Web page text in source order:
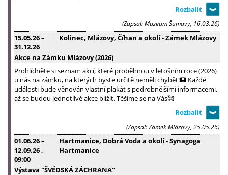
(Zapsal: Muzeum Šumavy, 16.03.26)
15.05.26–
31.12.26
Kolinec, Mlázovy, Číhan a okolí - Zámek Mlázovy
Akce na Zámku Mlázovy (2026)
Prohlídněte si seznam akcí, které proběhnou v letošním roce (2026)
u nás na zámku, na kterých byste určitě neměli chybět!🏰 Každé
události bude věnován vlastní plakát s podrobnějšími informacemi,
až se budou jednotlivé akce blížit. Těšíme se na Vás🥰
(Zapsal: Zámek Mlázovy, 25.05.26)
01.06.26–
12.09.26 ,
09:00
Hartmanice, Dobrá Voda a okolí - Synagoga
Hartmanice
Výstava "ŠVÉDSKÁ ZÁCHRANA"